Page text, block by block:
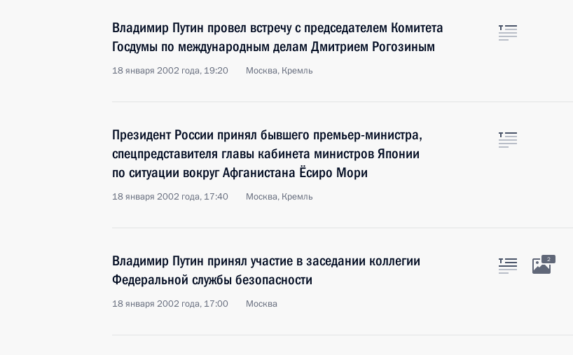
Владимир Путин провел встречу с председателем Комитета
Госдумы по международным делам Дмитрием Рогозиным
18 января 2002 года, 19:20 Москва, Кремль
Президент России принял бывшего премьер-министра,
спецпредставителя главы кабинета министров Японии
по ситуации вокруг Афганистана Ёсиро Мори
18 января 2002 года, 17:40 Москва, Кремль
Владимир Путин принял участие в заседании коллегии
Федеральной службы безопасности
18 января 2002 года, 17:00 Москва
2